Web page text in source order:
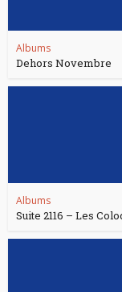
Albums
Dehors Novembre
Albums
Suite 2116 – Les